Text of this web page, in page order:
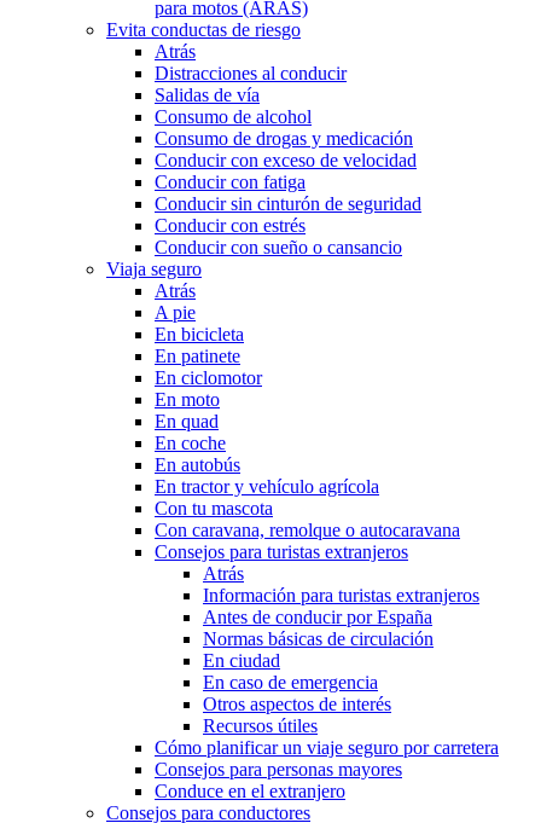
para motos (ARAS)
Evita conductas de riesgo
Atrás
Distracciones al conducir
Salidas de vía
Consumo de alcohol
Consumo de drogas y medicación
Conducir con exceso de velocidad
Conducir con fatiga
Conducir sin cinturón de seguridad
Conducir con estrés
Conducir con sueño o cansancio
Viaja seguro
Atrás
A pie
En bicicleta
En patinete
En ciclomotor
En moto
En quad
En coche
En autobús
En tractor y vehículo agrícola
Con tu mascota
Con caravana, remolque o autocaravana
Consejos para turistas extranjeros
Atrás
Información para turistas extranjeros
Antes de conducir por España
Normas básicas de circulación
En ciudad
En caso de emergencia
Otros aspectos de interés
Recursos útiles
Cómo planificar un viaje seguro por carretera
Consejos para personas mayores
Conduce en el extranjero
Consejos para conductores